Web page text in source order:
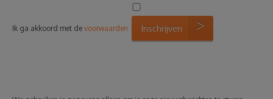
Ik ga akkoord met de voorwaarden Inschrijven